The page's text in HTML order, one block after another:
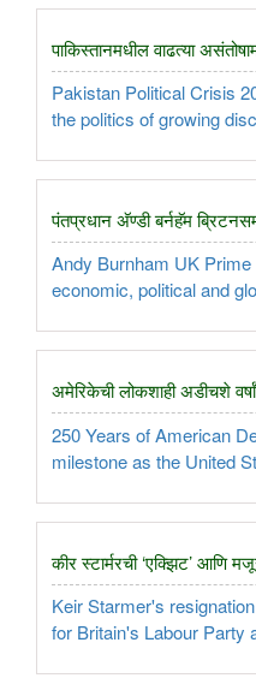
पाकिस्तानमधील वाढत्या
Pakistan Political Crisis
the politics of growing
पंतप्रधान अ‍ॅण्डी बर्नहॅम
Andy Burnham UK
economic, political and
अमेरिकेची लोकशाही अडीचशे
250 Years of American
milestone as the United
कीर स्टार्मरची ‘एक्झिट’ आणि
Keir Starmer's
for Britain's Labour Party